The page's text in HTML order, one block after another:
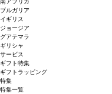
ブルガリア
イギリス
ジョージア
グアテマラ
ギリシャ
サービス
ギフト特集
ギフトラッピング
特集
特集一覧